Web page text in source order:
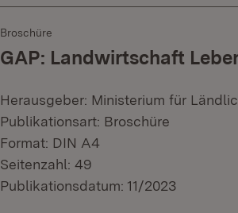
Broschüre
GAP: Landwirtschaft
Herausgeber: Ministerium für
Publikationsart: Broschüre
Format: DIN A4
Seitenzahl: 49
Publikationsdatum: 11/2023